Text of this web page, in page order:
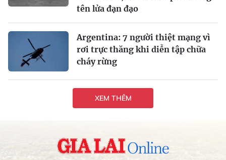
tên lửa đạn đạo
Argentina: 7 người thiệt mạng vì
rơi trực thăng khi diễn tập chữa
cháy rừng
XEM THÊM